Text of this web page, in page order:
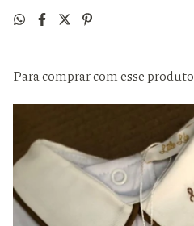
Para comprar com esse produto